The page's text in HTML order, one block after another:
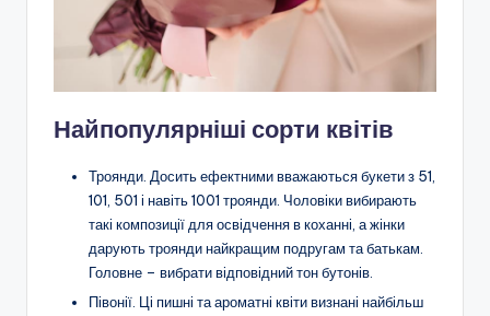
Найпопулярніші сорти квітів
Троянди. Досить ефектними вважаються букети з 51,
101, 501 і навіть 1001 троянди. Чоловіки вибирають
такі композиції для освідчення в коханні, а жінки
дарують троянди найкращим подругам та батькам.
Головне – вибрати відповідний тон бутонів.
Півонії. Ці пишні та ароматні квіти визнані найбільш